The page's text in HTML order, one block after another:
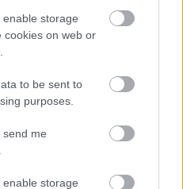
storage
cookies on web or
to be sent to
purposes.
send me
storage
26 de Comunio con 20 puntos.